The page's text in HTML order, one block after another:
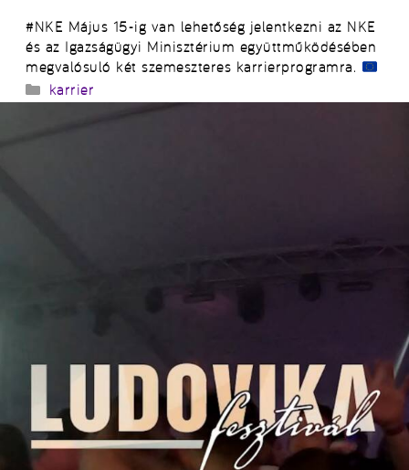
#NKE Május 15-ig van lehetőség jelentkezni az NKE
és az Igazságügyi Minisztérium együttműködésében
megvalósuló két szemeszteres karrierprogramra.
Kategória
karrier